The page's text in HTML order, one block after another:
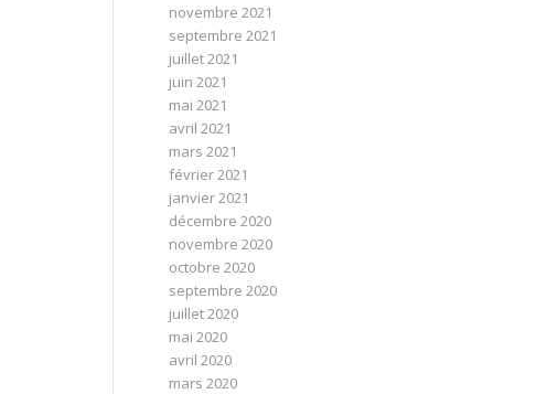
novembre 2021
septembre 2021
juillet 2021
juin 2021
mai 2021
avril 2021
mars 2021
février 2021
janvier 2021
décembre 2020
novembre 2020
octobre 2020
septembre 2020
juillet 2020
mai 2020
avril 2020
mars 2020